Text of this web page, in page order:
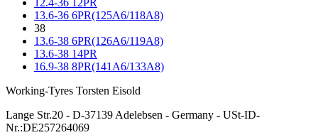
12.4-36 12PR
13.6-36 6PR(125A6/118A8)
38
13.6-38 6PR(126A6/119A8)
13.6-38 14PR
16.9-38 8PR(141A6/133A8)
Working-Tyres Torsten Eisold
Lange Str.20 - D-37139 Adelebsen - Germany - USt-ID-
Nr.:DE257264069